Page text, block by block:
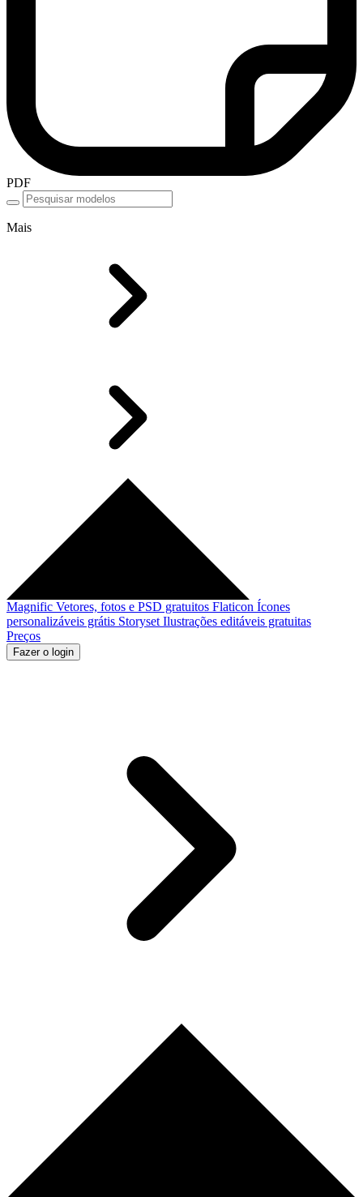
PDF
Mais
Magnific Vetores, fotos e PSD gratuitos Flaticon Ícones
personalizáveis grátis Storyset Ilustrações editáveis gratuitas
Preços
Fazer o login